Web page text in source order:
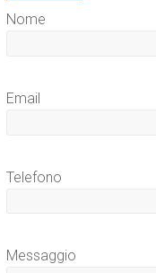
Nome
Email
Telefono
Messaggio